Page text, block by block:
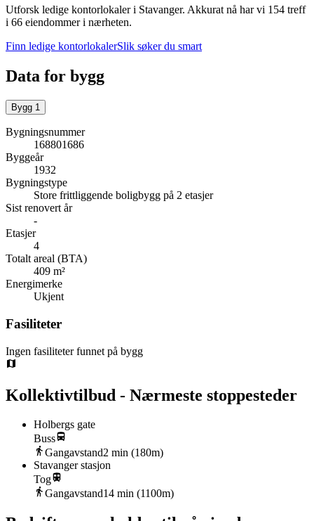
Utforsk ledige kontorlokaler i Stavanger. Akkurat nå har vi 154 treff
i 66 eiendommer i nærheten.
Finn ledige kontorlokalerSlik søker du smart
Data for bygg
Bygg 1
Bygningsnummer
168801686
Byggeår
1932
Bygningstype
Store frittliggende boligbygg på 2 etasjer
Sist renovert år
-
Etasjer
4
Totalt areal (BTA)
409 m²
Energimerke
Ukjent
Fasiliteter
Ingen fasiliteter funnet på bygg
Kollektivtilbud - Nærmeste stoppesteder
Holbergs gate
Buss
Gangavstand2 min (180m)
Stavanger stasjon
Tog
Gangavstand14 min (1100m)